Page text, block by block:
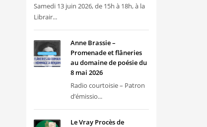
Samedi 13 juin 2026, de 15h à 18h, à la
Librair...
Anne Brassie –
Promenade et flâneries
au domaine de poésie du
8 mai 2026
Radio courtoisie – Patron
d’émissio...
Le Vray Procès de